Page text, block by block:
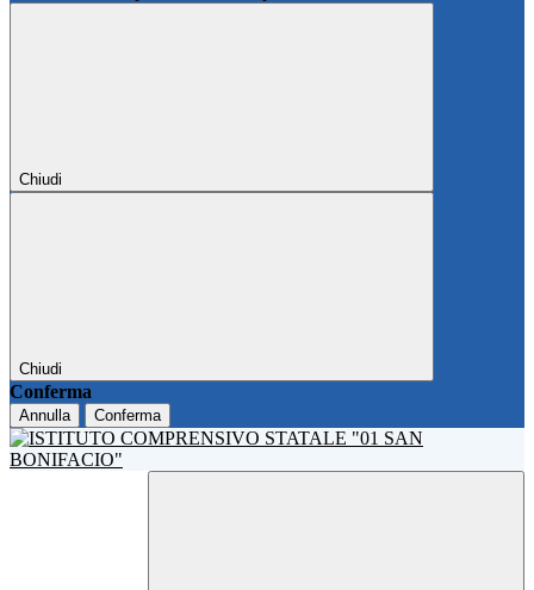
Chiudi
Chiudi
Conferma
Annulla Conferma